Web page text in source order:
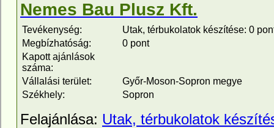
Nemes Bau Plusz Kft.
Tevékenység:
Utak, térbukolatok készítése: 0
Megbízhatóság:
0 pont
Kapott ajánlások
száma:
Vállalási terület:
Győr-Moson-Sopron megye
Székhely:
Sopron
Felajánlása: Utak, térbukolatok